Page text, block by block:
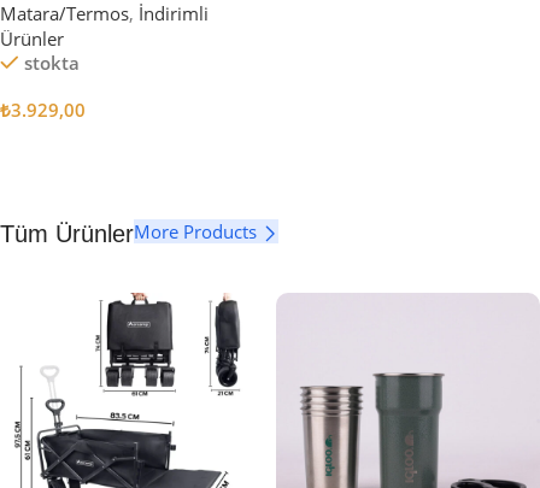
Matara/Termos, İndirimli
Ürünler
stokta
₺3.929,00
Tüm ÜrünlerMore Products